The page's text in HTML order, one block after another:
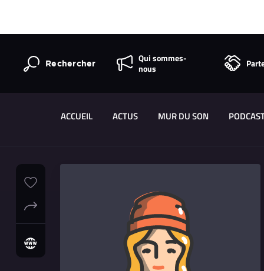
Rechercher
Qui sommes-
nous
ACCUEIL ACTUS MUR DU SON